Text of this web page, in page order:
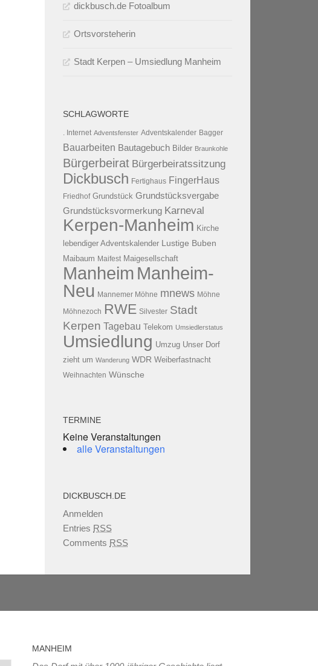
dickbusch.de Fotoalbum
Ortsvorsteherin
Stadt Kerpen – Umsiedlung Manheim
SCHLAGWORTE
. Internet Adventsfenster Adventskalender Bagger
Bauarbeiten Bautagebuch Bilder Braunkohle
Bürgerbeirat Bürgerbeiratssitzung
Dickbusch Fertighaus FingerHaus
Friedhof Grundstück Grundstücksvergabe
Grundstücksvormerkung Karneval
Kerpen-Manheim Kirche
lebendiger Adventskalender Lustige Buben
Maibaum Maifest Maigesellschaft
Manheim Manheim-
Neu Mannemer Möhne mnews Möhne
Möhnezoch RWE Silvester Stadt
Kerpen Tagebau Telekom Umsiedlerstatus
Umsiedlung Umzug Unser Dorf
zieht um Wanderung WDR Weiberfastnacht
Weihnachten Wünsche
TERMINE
Keine Veranstaltungen
alle Veranstaltungen
DICKBUSCH.DE
Anmelden
Entries RSS
Comments RSS
MANHEIM